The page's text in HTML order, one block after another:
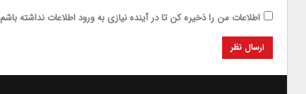
اطلاعات من را ذخیره کن تا در آینده نیازی به ورود اطلاعات نداشته باشم